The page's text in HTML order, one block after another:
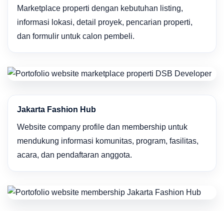
Marketplace properti dengan kebutuhan listing,
informasi lokasi, detail proyek, pencarian properti,
dan formulir untuk calon pembeli.
Jakarta Fashion Hub
Website company profile dan membership untuk
mendukung informasi komunitas, program, fasilitas,
acara, dan pendaftaran anggota.